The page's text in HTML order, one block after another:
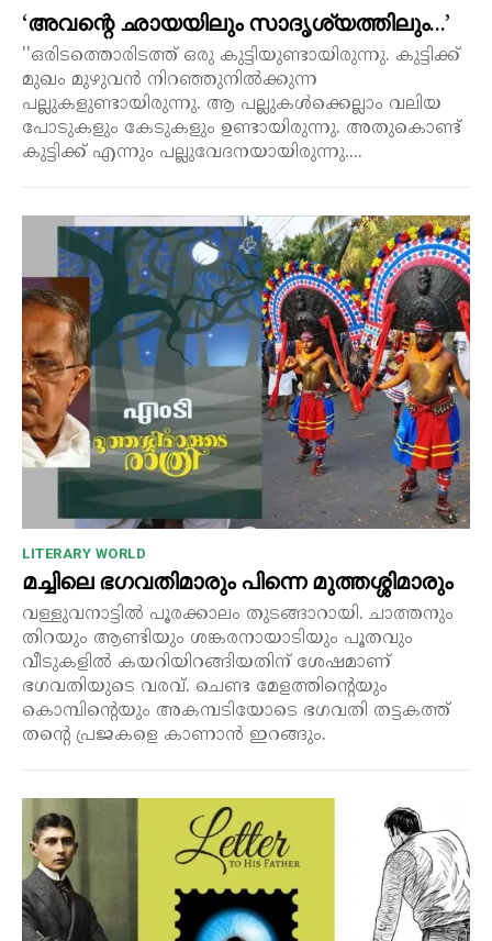
‘അവന്റെ ഛായയിലും സാദൃശ്യത്തിലും…’
''ഒരിടത്തൊരിടത്ത് ഒരു കുട്ടിയുണ്ടായിരുന്നു. കുട്ടിക്ക്
മുഖം മുഴുവൻ നിറഞ്ഞുനിൽക്കുന്ന
പല്ലുകളുണ്ടായിരുന്നു. ആ പല്ലുകൾക്കെല്ലാം വലിയ
പോടുകളും കേടുകളും ഉണ്ടായിരുന്നു. അതുകൊണ്ട്
കുട്ടിക്ക് എന്നും പല്ലുവേദനയായിരുന്നു....
LITERARY WORLD
മച്ചിലെ ഭഗവതിമാരും പിന്നെ മുത്തശ്ശിമാരും
വള്ളുവനാട്ടിൽ പൂരക്കാലം തുടങ്ങാറായി. ചാത്തനും
തിറയും ആണ്ടിയും ശങ്കരനായാടിയും പൂതവും
വീടുകളിൽ കയറിയിറങ്ങിയതിന് ശേഷമാണ്
ഭഗവതിയുടെ വരവ്. ചെണ്ട മേളത്തിന്റെയും
കൊമ്പിന്റെയും അകമ്പടിയോടെ ഭഗവതി തട്ടകത്ത്
തന്റെ പ്രജകളെ കാണാൻ ഇറങ്ങും.